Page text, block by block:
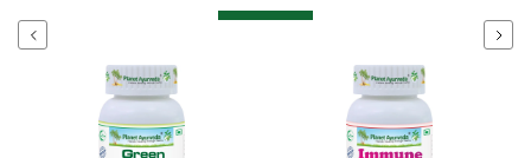
Naspäť Ďalej